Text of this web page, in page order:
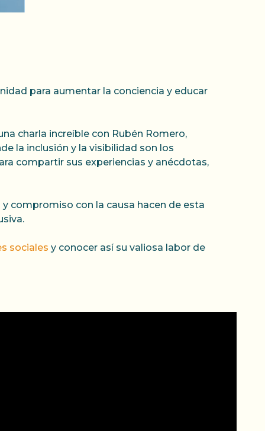
para aumentar la conciencia y educar
charla increíble con Rubén Romero,
la inclusión y la visibilidad son los
compartir sus experiencias y anécdotas,
compromiso con la causa hacen de esta
sociales y conocer así su valiosa labor de